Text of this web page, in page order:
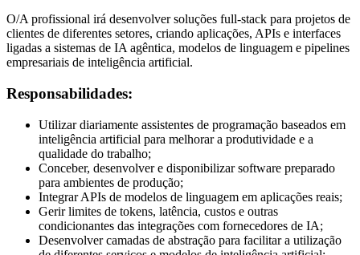
O/A profissional irá desenvolver soluções full-stack para projetos de
clientes de diferentes setores, criando aplicações, APIs e interfaces
ligadas a sistemas de IA agêntica, modelos de linguagem e pipelines
empresariais de inteligência artificial.
Responsabilidades:
Utilizar diariamente assistentes de programação baseados em
inteligência artificial para melhorar a produtividade e a
qualidade do trabalho;
Conceber, desenvolver e disponibilizar software preparado
para ambientes de produção;
Integrar APIs de modelos de linguagem em aplicações reais;
Gerir limites de tokens, latência, custos e outras
condicionantes das integrações com fornecedores de IA;
Desenvolver camadas de abstração para facilitar a utilização